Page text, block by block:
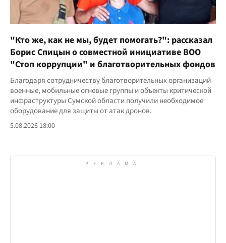
"Кто же, как не мы, будет помогать?": рассказал
Борис Спицын о совместной инициативе ВОО
"Стоп коррупции" и благотворительных фондов
Благодаря сотрудничеству благотворительных организаций
военные, мобильные огневые группы и объекты критической
инфраструктуры Сумской области получили необходимое
оборудование для защиты от атак дронов.
5.08.2026 18:00